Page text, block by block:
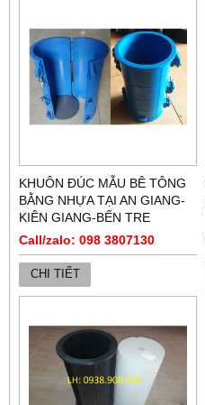
KHUÔN ĐÚC MẪU BÊ TÔNG
BẰNG NHỰA TẠI AN GIANG-
KIÊN GIANG-BẾN TRE
Call/zalo: 098 3807130
CHI TIẾT